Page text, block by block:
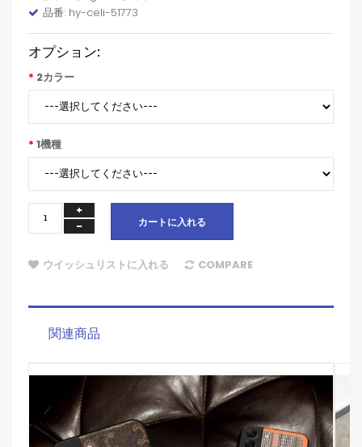
品番: hy-celi-51773
オプション:
2カラー
1機種
カートに入れる
ウイッシュリストに入れる COMPARE
関連商品